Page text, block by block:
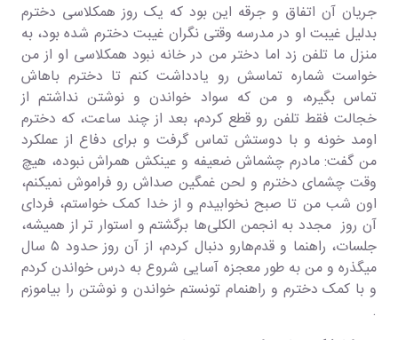
جریان آن اتفاق و جرقه این بود که یک روز همکلاسی دخترم
بدلیل غیبت او در مدرسه وقتی نگران غیبت دخترم شده بود، به
منزل ما تلفن زد اما دختر من در خانه نبود همکلاسی او از من
خواست شماره تماسش رو یادداشت کنم تا دخترم باهاش
تماس بگیره، و من که سواد خواندن و نوشتن نداشتم از
خجالت فقط تلفن رو قطع کردم، بعد از چند ساعت، که دخترم
اومد خونه و با دوستش تماس گرفت و برای دفاع از عملکرد
من گفت: مادرم چشماش ضعیفه و عینکش همراش نبوده، هیچ
وقت چشمای دخترم و لحن غمگین صداش رو فراموش نمیکنم،
اون شب من تا صبح نخوابیدم و از خدا کمک خواستم، فردای
آن روز مجدد به انجمن الکلی‌ها برگشتم و استوار تر از همیشه،
جلسات، راهنما و قدم‌هارو دنبال کردم، از آن روز حدود ۵ سال
میگذره و من به طور معجزه آسایی شروع به درس خواندن کردم
و با کمک دخترم و راهنمام تونستم خواندن و نوشتن را بیاموزم
.